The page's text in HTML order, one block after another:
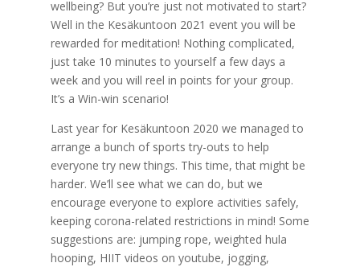
wellbeing? But you’re just not motivated to start?
Well in the Kesäkuntoon 2021 event you will be
rewarded for meditation! Nothing complicated,
just take 10 minutes to yourself a few days a
week and you will reel in points for your group.
It’s a Win-win scenario!
Last year for Kesäkuntoon 2020 we managed to
arrange a bunch of sports try-outs to help
everyone try new things. This time, that might be
harder. We’ll see what we can do, but we
encourage everyone to explore activities safely,
keeping corona-related restrictions in mind! Some
suggestions are: jumping rope, weighted hula
hooping, HIIT videos on youtube, jogging,